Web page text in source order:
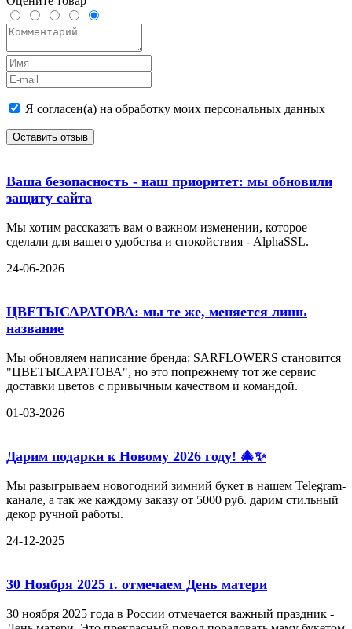
Я согласен(а) на обработку моих персональных данных
Оставить отзыв
Ваша безопасность - наш приоритет: мы обновили
защиту сайта
Мы хотим рассказать вам о важном изменении, которое
сделали для вашего удобства и спокойствия - AlphaSSL.
24-06-2026
ЦВЕТЫСАРАТОВА: мы те же, меняется лишь
название
Мы обновляем написание бренда: SARFLOWERS становится
"ЦВЕТЫСАРАТОВА", но это попрежнему тот же сервис
доставки цветов с привычным качеством и командой.
01-03-2026
Дарим подарки к Новому 2026 году! 🎄✨
Мы разыгрываем новогодний зимний букет в нашем Telegram-
канале, а так же каждому заказу от 5000 руб. дарим стильный
декор ручной работы.
24-12-2025
30 Ноября 2025 г. отмечаем День матери
30 ноября 2025 года в России отмечается важный праздник -